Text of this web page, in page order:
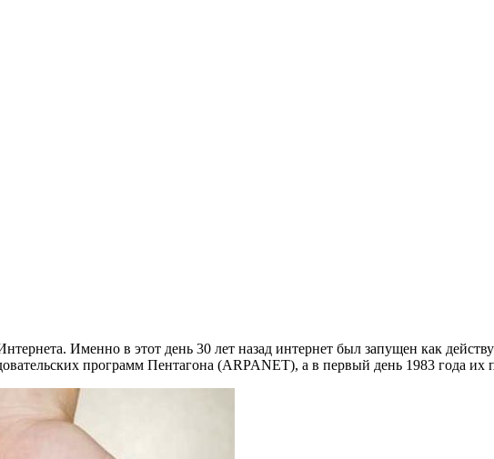
Именно в этот день 30 лет назад интернет был запущен как
программ Пентагона (ARPANET), а в первый день 1983 года их